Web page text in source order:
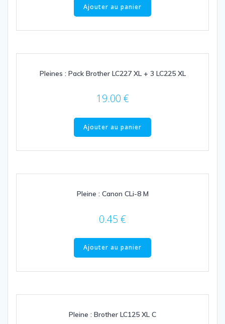
Ajouter au panier
Pleines : Pack Brother LC227 XL + 3 LC225 XL
19.00 €
Ajouter au panier
Pleine : Canon CLi-8 M
0.45 €
Ajouter au panier
Pleine : Brother LC125 XL C